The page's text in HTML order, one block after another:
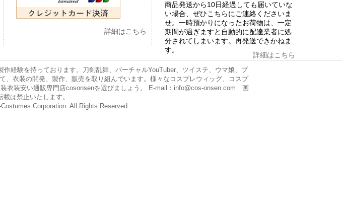
詳細はこちら
商品発送から10日経過しても届いていな
い場合、ぜひこちらにご連絡くださいま
せ。一時預かりになったお荷物は、一定
期間が過ぎますと自動的に配達業者に処
分されてしまいます。再発送できかねま
す。
詳細はこちら
経験を持っております。刀剣乱舞、バーチャルYouTuber、ツイステ、ウマ娘、プ
衣装の開発、製作、販売を取り組んでいます。様々なコスプレウィッグ、コスプ
衣装安い通販専門店cosonsenを選びましょう。 E-mail：info@cos-onsen.com 画
は禁止いたします。
Corporation. All Rights Reserved.